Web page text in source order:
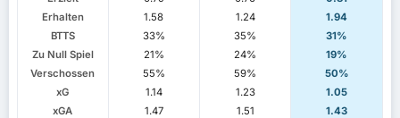
Erhalten
1.58 1.24
1.94
BTTS
33% 35%
31%
Zu Null Spiel
21% 24%
19%
Verschossen
55% 59%
50%
xG
1.14 1.23
1.05
xGA
1.47 1.51 1.43